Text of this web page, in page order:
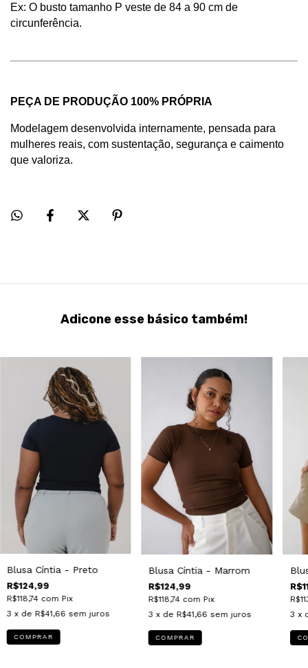
Ex: O busto tamanho P veste de 84 a 90 cm de
circunferência.
PEÇA DE PRODUÇÃO 100% PRÓPRIA
Modelagem desenvolvida internamente, pensada para
mulheres reais, com sustentação, segurança e caimento
que valoriza.
Adicone esse básico também!
Blusa Cíntia - Preto
R$124,99
R$118,74 com Pix
3 x de R$41,66 sem juros
COMPRAR
Blusa Cíntia - Marrom
R$124,99
R$118,74 com Pix
3 x de R$41,66 sem juros
COMPRAR
3 x